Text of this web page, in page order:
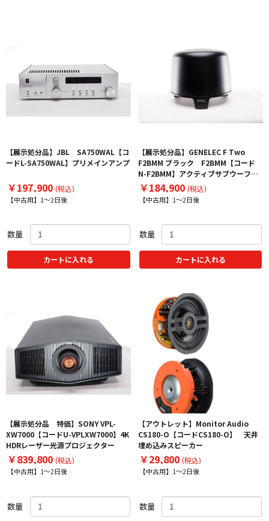
【展示処分品】JBL SA750WAL【コ
ードL-SA750WAL】プリメインアンプ
￥197,900 (税込)
【中古用】1～2日後
数量
カートに入れる
【展示処分品】GENELEC F Two
F2BMM ブラック F2BMM【コード
N-F2BMM】アクティブサブウーファ
ー
￥184,900 (税込)
【中古用】1～2日後
数量
カートに入れる
【展示処分品 特価】SONY VPL-
XW7000【コードU-VPLXW7000】4K
HDRレーザー光源プロジェクター
￥839,800 (税込)
【中古用】1～2日後
数量
【アウトレット】Monitor Audio
CS180-O【コードCS180-O】 天井
埋め込みスピーカー
￥29,800 (税込)
【中古用】1～2日後
数量